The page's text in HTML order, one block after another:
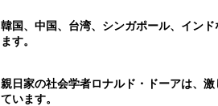
韓国、中国、台湾、シンガポール、イン
ます。
親日家の社会学者ロナルド・ドーアは、
ています。